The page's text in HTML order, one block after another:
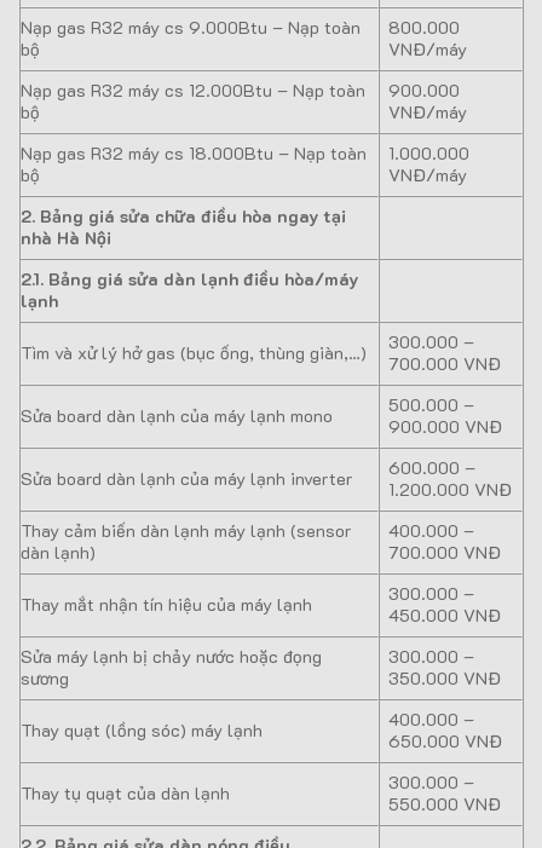
Nạp gas R32 máy cs 9.000Btu – Nạp toàn
bộ
800.000
VNĐ/máy
Nạp gas R32 máy cs 12.000Btu – Nạp toàn
bộ
900.000
VNĐ/máy
Nạp gas R32 máy cs 18.000Btu – Nạp toàn
bộ
1.000.000
VNĐ/máy
2. Bảng giá sửa chữa điều hòa ngay tại
nhà Hà Nội
2.1. Bảng giá sửa dàn lạnh điều hòa/máy
lạnh
Tìm và xử lý hở gas (bục ống, thùng giàn,…)
300.000 –
700.000 VNĐ
Sửa board dàn lạnh của máy lạnh mono
500.000 –
900.000 VNĐ
Sửa board dàn lạnh của máy lạnh inverter
600.000 –
1.200.000 VNĐ
Thay cảm biến dàn lạnh máy lạnh (sensor
dàn lạnh)
400.000 –
700.000 VNĐ
Thay mắt nhận tín hiệu của máy lạnh
300.000 –
450.000 VNĐ
Sửa máy lạnh bị chảy nước hoặc đọng
sương
300.000 –
350.000 VNĐ
Thay quạt (lồng sóc) máy lạnh
400.000 –
650.000 VNĐ
Thay tụ quạt của dàn lạnh
300.000 –
550.000 VNĐ